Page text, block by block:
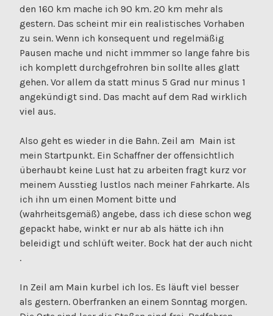
den 160 km mache ich 90 km. 20 km mehr als
gestern. Das scheint mir ein realistisches Vorhaben
zu sein. Wenn ich konsequent und regelmäßig
Pausen mache und nicht immmer so lange fahre bis
ich komplett durchgefrohren bin sollte alles glatt
gehen. Vor allem da statt minus 5 Grad nur minus 1
angekündigt sind. Das macht auf dem Rad wirklich
viel aus.
Also geht es wieder in die Bahn. Zeil am Main ist
mein Startpunkt. Ein Schaffner der offensichtlich
überhaubt keine Lust hat zu arbeiten fragt kurz vor
meinem Ausstieg lustlos nach meiner Fahrkarte. Als
ich ihn um einen Moment bitte und
(wahrheitsgemäß) angebe, dass ich diese schon weg
gepackt habe, winkt er nur ab als hätte ich ihn
beleidigt und schlüft weiter. Bock hat der auch nicht
.
In Zeil am Main kurbel ich los. Es läuft viel besser
als gestern. Oberfranken an einem Sonntag morgen.